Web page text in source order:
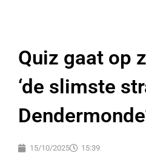
Quiz gaat op
‘de slimste
15/10/2025 15:39